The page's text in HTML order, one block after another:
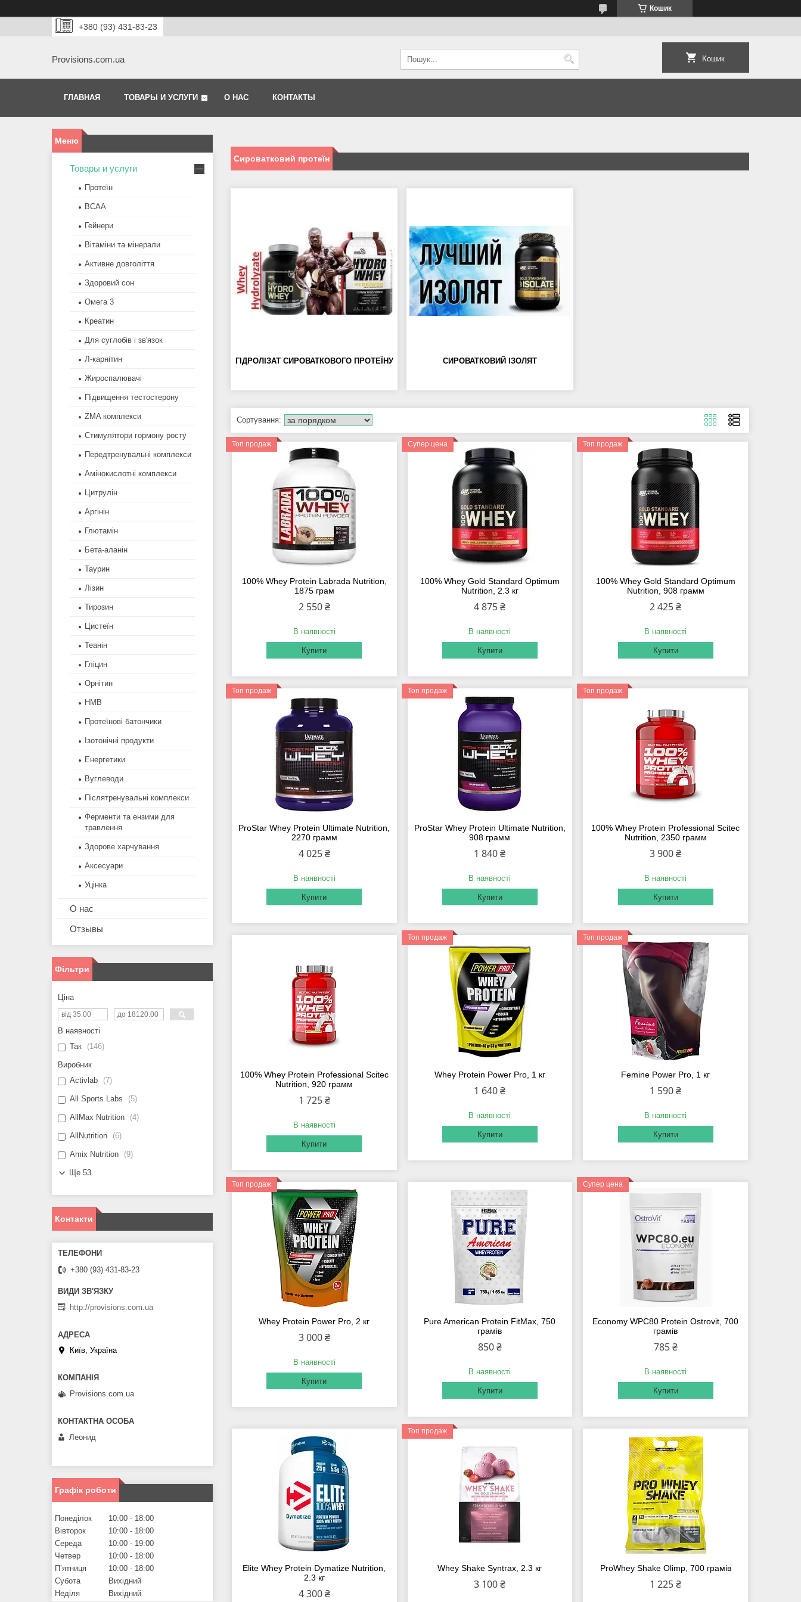
Кошик
+380 (93) 431-83-23
Provisions.com.ua Кошик
ГЛАВНАЯ ТОВАРЫ И УСЛУГИ О НАС КОНТАКТЫ
Сироватковий протеїн
ГІДРОЛІЗАТ СИРОВАТКОВОГО ПРОТЕЇНУ СИРОВАТКОВИЙ ІЗОЛЯТ
Топ продаж
100% Whey Protein Labrada Nutrition,
1875 грам
2 550 ₴
В наявності
Купити
Супер цена
100% Whey Gold Standard Optimum
Nutrition, 2.3 кг
4 875 ₴
В наявності
Купити
Топ продаж
100% Whey Gold Standard Optimum
Nutrition, 908 грамм
2 425 ₴
В наявності
Купити
Топ продаж
ProStar Whey Protein Ultimate Nutrition,
2270 грамм
4 025 ₴
В наявності
Купити
Топ продаж
ProStar Whey Protein Ultimate Nutrition,
908 грамм
1 840 ₴
В наявності
Купити
Топ продаж
100% Whey Protein Professional Scitec
Nutrition, 2350 грамм
3 900 ₴
В наявності
Купити
100% Whey Protein Professional Scitec
Nutrition, 920 грамм
1 725 ₴
В наявності
Купити
Топ продаж
Whey Protein Power Pro, 1 кг
1 640 ₴
В наявності
Купити
Топ продаж
Femine Power Pro, 1 кг
1 590 ₴
В наявності
Купити
Топ продаж
Whey Protein Power Pro, 2 кг
3 000 ₴
В наявності
Купити
Pure American Protein FitMax, 750
грамів
850 ₴
В наявності
Купити
Супер цена
Economy WPC80 Protein Ostrovit, 700
грамів
785 ₴
В наявності
Купити
Elite Whey Protein Dymatize Nutrition,
2.3 кг
4 300 ₴
Топ продаж
Whey Shake Syntrax, 2.3 кг
3 100 ₴
ProWhey Shake Olimp, 700 грамів
1 225 ₴
Товары и услуги
Протеїн
BCAA
Гейнери
Вітаміни та мінерали
Активне довголіття
Здоровий сон
Омега 3
Креатин
Для суглобів і зв'язок
Л-карнітин
Жироспалювачі
Підвищення тестостерону
ZMA комплекси
Стимулятори гормону росту
Передтренувальні комплекси
Амінокислотні комплекси
Цитрулін
Аргінін
Глютамін
Бета-аланін
Таурин
Лізин
Тирозин
Цистеїн
Теанін
Гліцин
Орнітин
HMB
Протеїнові батончики
Ізотонічні продукти
Енергетики
Вуглеводи
Післятренувальні комплекси
Ферменти та ензими для
травлення
Здорове харчування
Аксесуари
Уцінка
О нас
Отзывы
Фільтри
Ціна
В наявності
Так
146
Виробник
Activlab
7
All Sports Labs 5
AllMax Nutrition 4
AllNutrition 6
Amix Nutrition 9
Ще 53
Контакти
+380 (93) 431-83-23
http://provisions.com.ua
Київ, Україна
Provisions.com.ua
Леонид
Графік роботи
Понеділок 10:00
18:00
Вівторок
10:00
18:00
Середа
10:00
19:00
Четвер
10:00
18:00
Пʼятниця
10:00
18:00
Субота
Вихідний
Неділя
Вихідний